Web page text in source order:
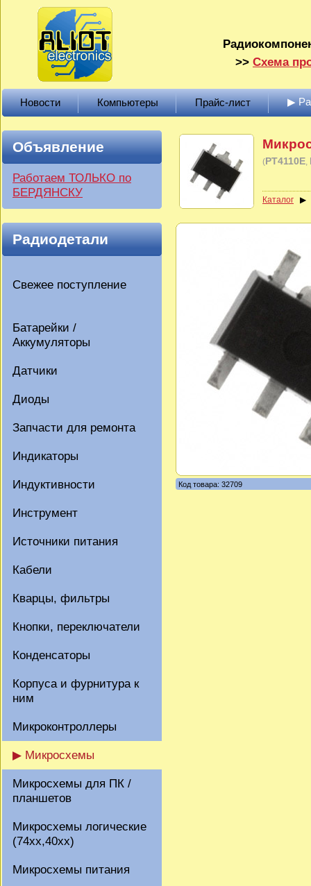
>> Схема
Новости Компьютеры Прайс-лист ▶
Объявление
Работаем ТОЛЬКО по
БЕРДЯНСКУ
Радиодетали
Свежее поступление
Батарейки /
Аккумуляторы
Датчики
Диоды
Запчасти для ремонта
Индикаторы
Индуктивности
Инструмент
Источники питания
Кабели
Кварцы, фильтры
Кнопки, переключатели
Конденсаторы
Корпуса и фурнитура к
ним
Микроконтроллеры
▶ Микросхемы
Микросхемы для ПК /
планшетов
Микросхемы логические
(74xx,40xx)
Микросхемы питания
(PT4110E
Каталог
Код товара: 32709